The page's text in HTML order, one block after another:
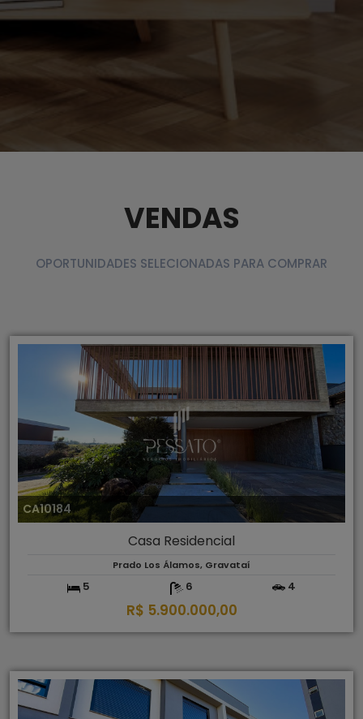
VENDAS
OPORTUNIDADES SELECIONADAS PARA COMPRAR
CA10184
Casa Residencial
Prado Los Álamos, Gravataí
5 6 4
R$ 5.900.000,00